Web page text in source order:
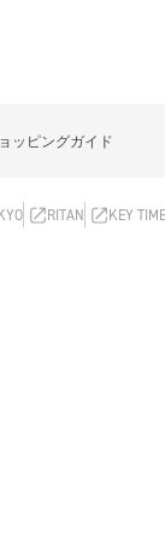
ッピングガイド
RITAN KEY